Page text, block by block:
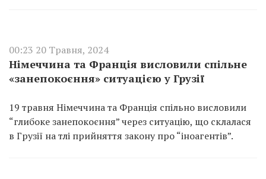
00:23 20 Травня, 2024
Німеччина та Франція висловили спільне
«занепокоєння» ситуацією у Грузії
19 травня Німеччина та Франція спільно висловили
“глибоке занепокоєння” через ситуацію, що склалася
в Грузії на тлі прийняття закону про “іноагентів”.